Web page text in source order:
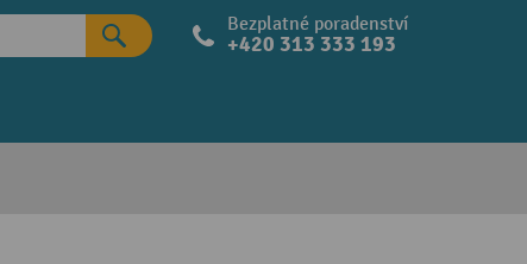
Bezplatné poradenství
+420 313 333 193